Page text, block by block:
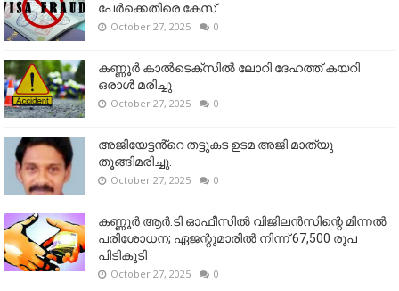
പേർക്കെതിരെ കേസ്
October 27, 2025 0
കണ്ണൂര്‍ കാല്‍ടെക്‌സില്‍ ലോറി ദേഹത്ത് കയറി
ഒരാള്‍ മരിച്ചു
October 27, 2025 0
അജിയേട്ടൻ്റെ തട്ടുകട ഉടമ അജി മാത്യു
തൂങ്ങിമരിച്ചു.
October 27, 2025 0
കണ്ണൂര്‍ ആര്‍.ടി ഓഫീസില്‍ വിജിലൻസിന്റെ മിന്നല്‍
പരിശോധന; ഏജന്റുമാരില്‍ നിന്ന് 67,500 രൂപ
പിടികൂടി
October 27, 2025 0